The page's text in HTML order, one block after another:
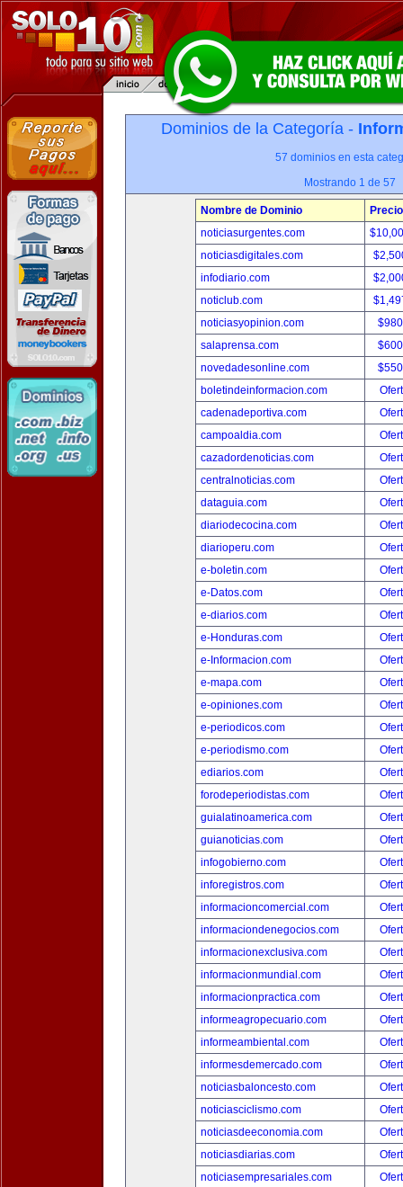
Dominios de la Categoría -
57 dominios en esta
Mostrando 1 de 57
Nombre de Dominio
Precio
noticiasurgentes.com
noticiasdigitales.com
infodiario.com
noticlub.com
noticiasyopinion.com
salaprensa.com
novedadesonline.com
boletindeinformacion.com
cadenadeportiva.com
campoaldia.com
cazadordenoticias.com
centralnoticias.com
dataguia.com
diariodecocina.com
diarioperu.com
e-boletin.com
e-Datos.com
e-diarios.com
e-Honduras.com
e-Informacion.com
e-mapa.com
e-opiniones.com
e-periodicos.com
e-periodismo.com
ediarios.com
forodeperiodistas.com
guialatinoamerica.com
guianoticias.com
infogobierno.com
inforegistros.com
informacioncomercial.com
informaciondenegocios.com
informacionexclusiva.com
informacionmundial.com
informacionpractica.com
informeagropecuario.com
informeambiental.com
informesdemercado.com
noticiasbaloncesto.com
noticiasciclismo.com
noticiasdeeconomia.com
noticiasdiarias.com
noticiasempresariales.com